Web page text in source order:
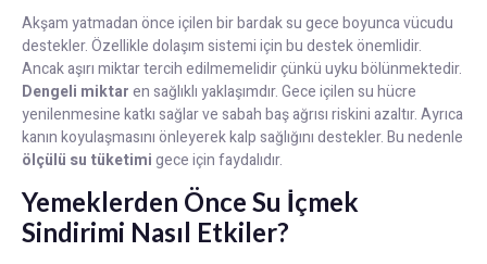
Akşam yatmadan önce içilen bir bardak su gece boyunca vücudu
destekler. Özellikle dolaşım sistemi için bu destek önemlidir.
Ancak aşırı miktar tercih edilmemelidir çünkü uyku bölünmektedir.
Dengeli miktaren sağlıklı yaklaşımdır. Gece içilen su hücre
yenilenmesine katkı sağlar ve sabah baş ağrısı riskini azaltır. Ayrıca
kanın koyulaşmasını önleyerek kalp sağlığını destekler. Bu nedenle
ölçülü su tüketimigece için faydalıdır.
Yemeklerden Önce Su İçmek
Sindirimi Nasıl Etkiler?